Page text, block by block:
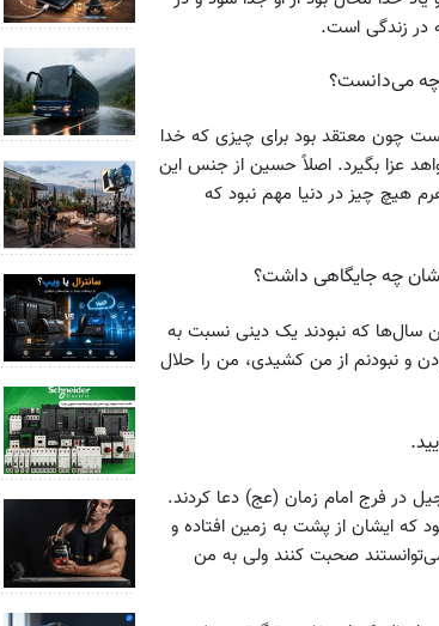
در زندگی است.
چه می‌دانست؟
چون معتقد بود برای چیزی که خدا
عزا بگیرد. اصلاً حسین از جنس این
هیچ چیز در دنیا مهم نبود که
چه جایگاهی داشت؟
سال‌ها که نبودند یک دینی نسبت به
و نبودنم از من کشیدی، من را حلال
تعجیل در فرج امام زمان (عج) دعا کردند.
که ایشان از پشت به زمین افتاده و
صحبت کنند ولی به من